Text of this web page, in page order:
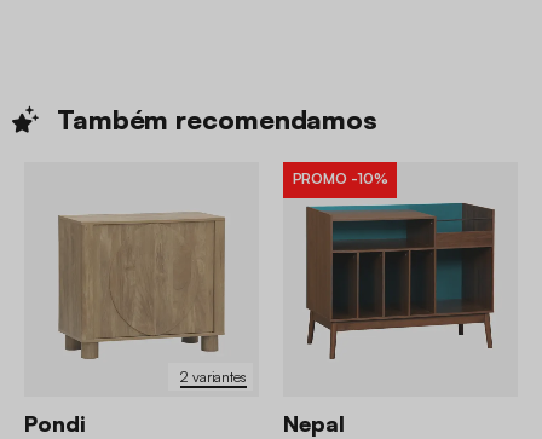
Também recomendamos
2 variantes
Pondi
PROMO -10%
Nepal